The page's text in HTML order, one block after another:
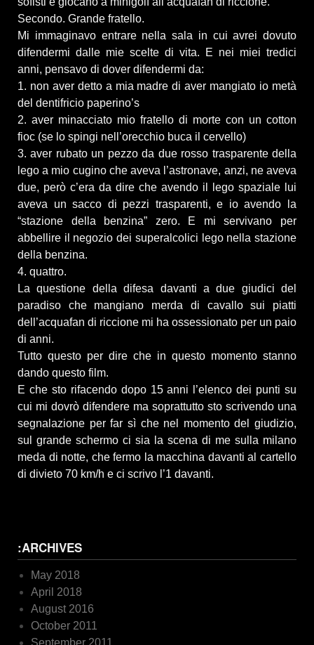
Secondo. Grande fratello.
Mi immaginavo entrare nella sala in cui avrei dovuto
difendermi dalle mie scelte di vita. E nei miei tredici
anni, pensavo di dover difendermi da:
1. non aver detto a mia madre di aver mangiato io metà
del dentifricio paperino’s
2. aver minacciato mio fratello di morte con un cotton
fioc (se lo spingi nell’orecchio buca il cervello)
3. aver rubato un pezzo da due rosso trasparente della
lego a mio cugino che aveva l’astronave, anzi, ne aveva
due, però c’era da dire che avendo il lego spaziale lui
aveva un sacco di pezzi trasparenti, e io avendo la
“stazione della benzina” zero. E mi servivano per
abbellire il negozio dei superalcolici lego nella stazione
della benzina.
4. quattro.
La questione della difesa davanti a due giudici del
paradiso che mangiano merda di cavallo sui piatti
dell’acquafan di riccione mi ha ossessionato per un paio
di anni.
Tutto questo per dire che in questo momento stanno
dando questo film.
E che sto rifacendo dopo 15 anni l’elenco dei punti su
cui mi dovrò difendere ma soprattutto sto scrivendo una
segnalazione per far sì che nel momento del giudizio,
sul grande schermo ci sia la scena di me sulla milano
meda di notte, che fermo la macchina davanti al cartello
di divieto 70 km/h e ci scrivo l’1 davanti.
:ARCHIVES
May 2018
April 2018
August 2016
October 2011